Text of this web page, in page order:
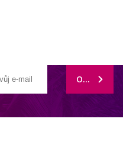
ODEBÍRAT